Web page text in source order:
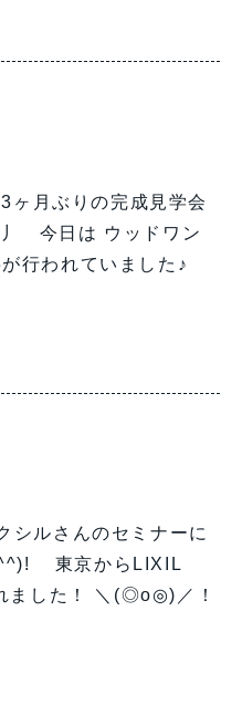
ヶ月ぶりの完成見学会
今日は ウッドワン
行われていました♪
シルさんのセミナーに
東京からLIXIL
ました！ ＼(◎o◎)／！